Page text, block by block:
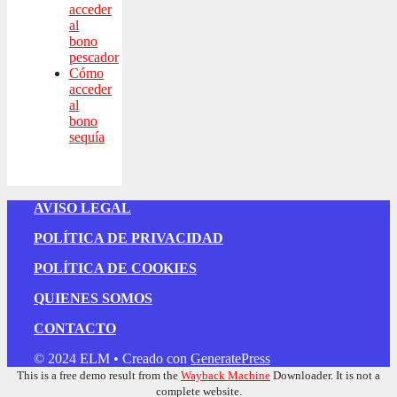
acceder
al
bono
pescador
Cómo
acceder
al
bono
sequía
AVISO LEGAL
POLÍTICA DE PRIVACIDAD
POLÍTICA DE COOKIES
QUIENES SOMOS
CONTACTO
© 2024 ELM • Creado con GeneratePress
This is a free demo result from the Wayback Machine Downloader. It is not a
complete website.